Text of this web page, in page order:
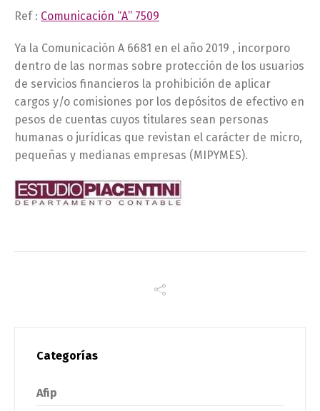
Ref : Comunicación “A” 7509
Ya la Comunicación A 6681 en el año 2019 , incorporo
dentro de las normas sobre protección de los usuarios
de servicios financieros la prohibición de aplicar
cargos y/o comisiones por los depósitos de efectivo en
pesos de cuentas cuyos titulares sean personas
humanas o jurídicas que revistan el carácter de micro,
pequeñas y medianas empresas (MIPYMES).
Categorías
Afip